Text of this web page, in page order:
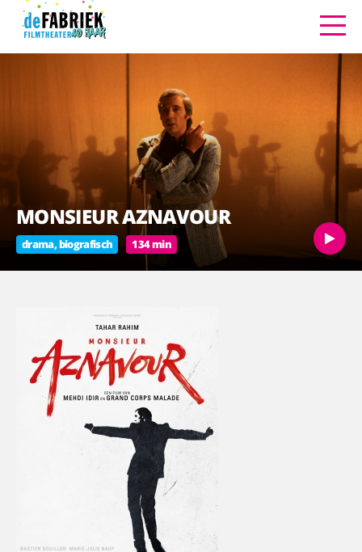
MONSIEUR AZNAVOUR
drama, biografisch 134 min